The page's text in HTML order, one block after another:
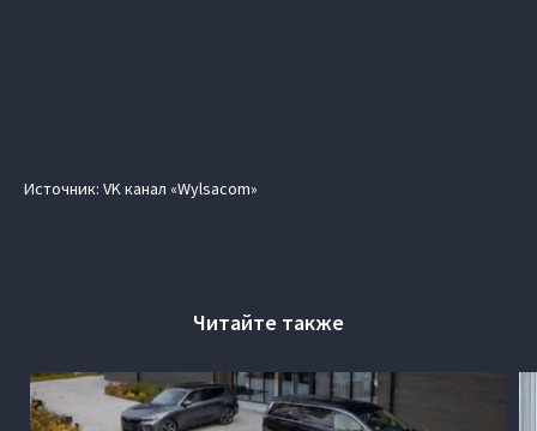
Источник: VK канал «Wylsacom»
Читайте также